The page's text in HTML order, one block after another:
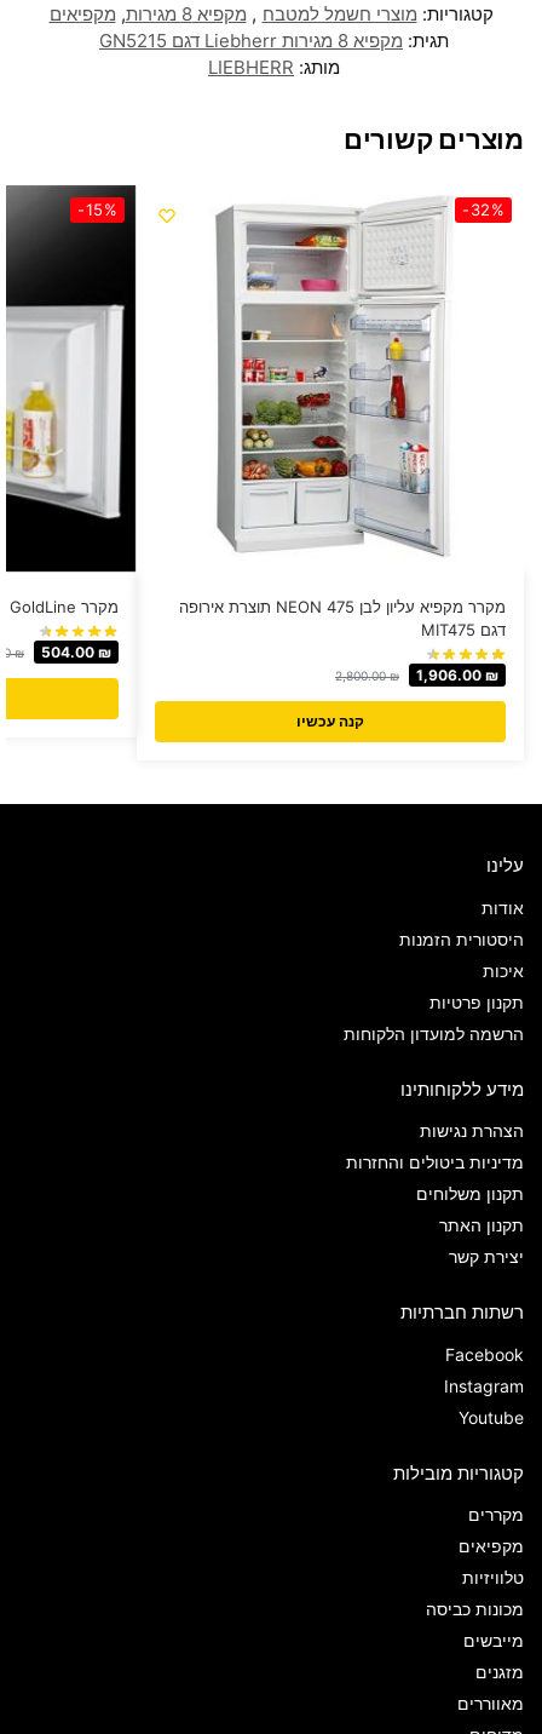
קטגוריות: מוצרי חשמל למטבח , מקפיא 8 מגירות , מקפיאים
תגית: מקפיא ‏8 ‏מגירות Liebherr דגם GN5215
מותג: LIEBHERR
מוצרים קשורים
-32%
מקרר מקפיא עליון לבן 475 NEON תוצרת אירופה
דגם MIT475
2,800.00₪ 1,906.00 ₪
קנה עכשיו
-15%
מקרר GoldLine ‏50 ‏ליטר דגם CB-50
₪ 504.00 ₪
עלינו
אודות
היסטורית הזמנות
איכות
תקנון פרטיות
הרשמה למועדון הלקוחות
מידע ללקוחותינו
הצהרת נגישות
מדיניות ביטולים והחזרות
תקנון משלוחים
תקנון האתר
יצירת קשר
רשתות חברתיות
Facebook
Instagram
Youtube
קטגוריות מובילות
מקררים
מקפיאים
טלוויזיות
מכונות כביסה
מייבשים
מזגנים
מאווררים